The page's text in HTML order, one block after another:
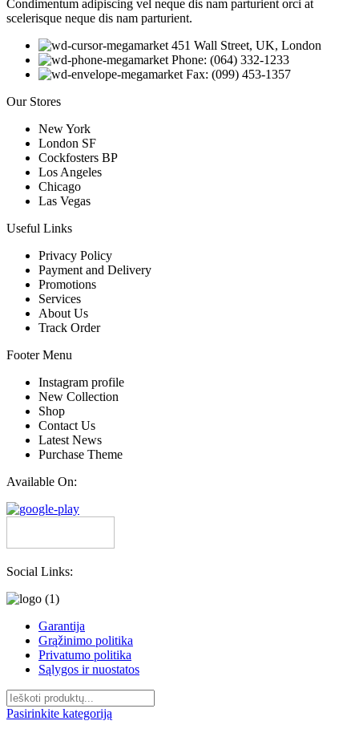
Condimentum adipiscing vel neque dis nam parturient orci at
scelerisque neque dis nam parturient.
451 Wall Street, UK, London
Phone: (064) 332-1233
Fax: (099) 453-1357
Our Stores
New York
London SF
Cockfosters BP
Los Angeles
Chicago
Las Vegas
Useful Links
Privacy Policy
Payment and Delivery
Promotions
Services
About Us
Track Order
Footer Menu
Instagram profile
New Collection
Shop
Contact Us
Latest News
Purchase Theme
Available On:
Social Links:
Garantija
Grąžinimo politika
Privatumo politika
Sąlygos ir nuostatos
Pasirinkite kategoriją